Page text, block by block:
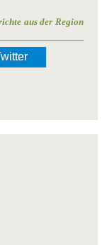
aus der Region